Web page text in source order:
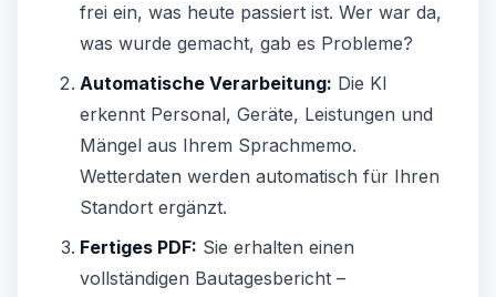
frei ein, was heute passiert ist. Wer war da,
was wurde gemacht, gab es Probleme?
Automatische Verarbeitung: Die KI
erkennt Personal, Geräte, Leistungen und
Mängel aus Ihrem Sprachmemo.
Wetterdaten werden automatisch für Ihren
Standort ergänzt.
Fertiges PDF: Sie erhalten einen
vollständigen Bautagesbericht –